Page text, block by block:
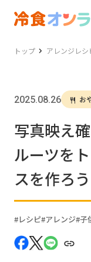
トップ アレンジレシ
2025.08.26 お
写真映え
ルーツを
スを作ろう
レシピ アレンジ 子